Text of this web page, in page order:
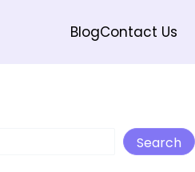
BlogContact Us
Search